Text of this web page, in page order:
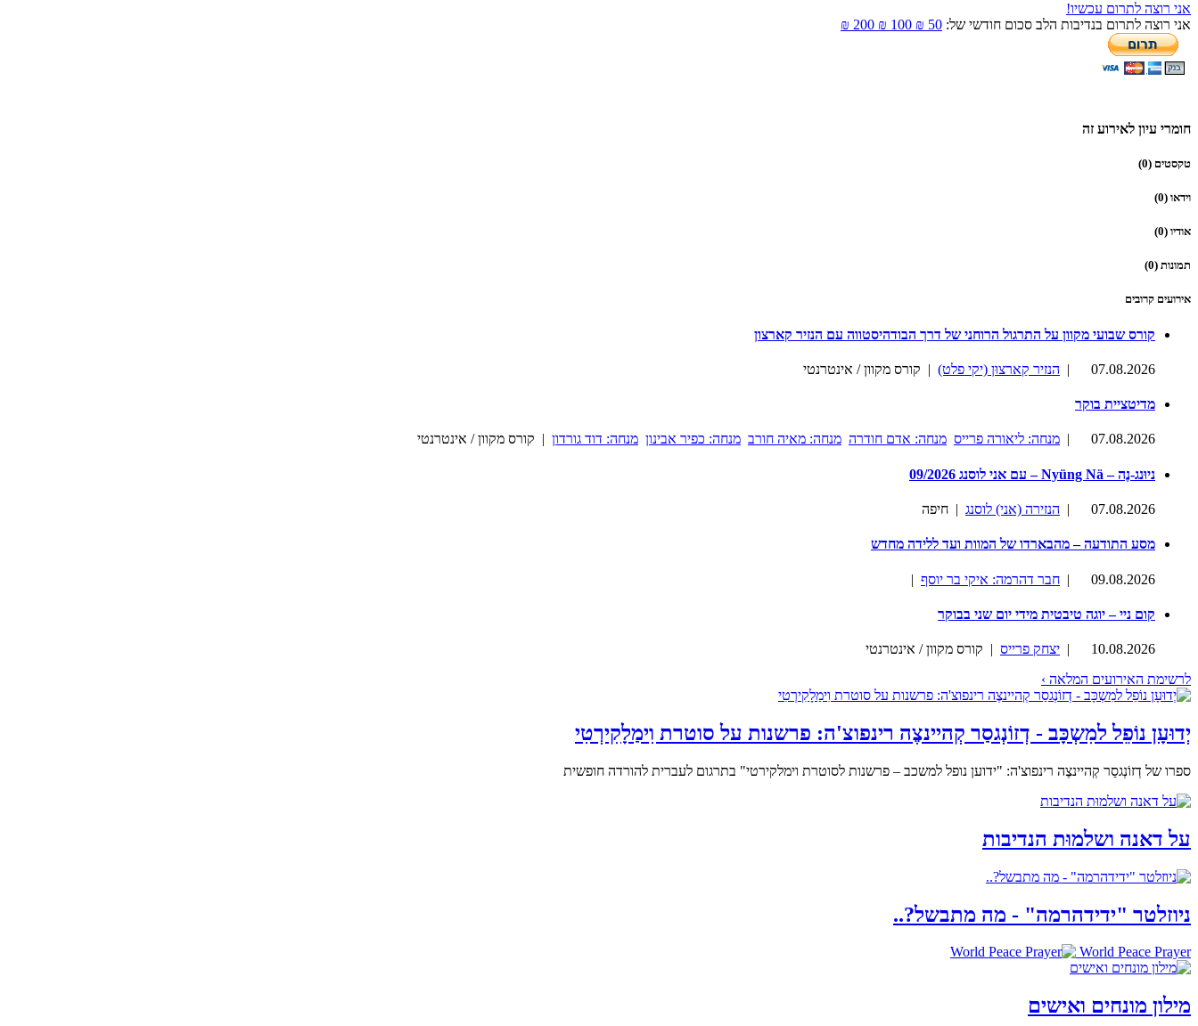
אני רוצה לתרום עכשיו!
אני רוצה לתרום בנדיבות הלב סכום חודשי של: 50 ₪
100 ₪
200 ₪
חומרי עיון לאירוע זה
טקסטים (0)
וידאו (0)
אודיו (0)
תמונות (0)
אירועים קרובים
קורס שבועי מקוון על התרגול הרוחני של דרך הבודהיסטווה עם הנזיר קארצון
07.08.2026
| הנזיר קַארצוּן (יקי פלט) | קורס מקוון / אינטרנטי
מדיטציית בוקר
07.08.2026
| מנחה: ליאורה פרייס מנחה: אדם חודרה מנחה: מאיה חורב מנחה: כפיר אבינון מנחה: דוד גורדון | קורס מקוון / אינטרנטי
ניוּנג-נֶה – Nyüng Nä – עם אני לוסנג 09/2026
07.08.2026
| הנזירה (אני) לוסנג | חיפה
מסע התודעה – מהבארדו של המוות ועד ללידה מחדש
09.08.2026
| חבר דהרמה: איקי בר יוסף |
קום ניי – יוגה טיבטית מידי יום שני בבוקר
10.08.2026
| יצחק פרייס | קורס מקוון / אינטרנטי
לרשימת האירועים המלאה ›
יְדוּעָן נוֹפֵל למִשְכָּב - דְזוֹנְגסַר קְהיינצֶה רינפוצ'ה: פרשנות על סוטרת וִימַלָקִירְטִי
ספרו של דְזוֹנְגסַר קְהיינצֶה רינפוצ'ה: "ידוען נופל למשכב – פרשנות לסוטרת וימלקירטי" בתרגום לעברית להורדה חופשית
על דאנה ושלמוּת הנדיבות
ניוזלטר "ידידהרמה" - מה מתבשל?..
World Peace Prayer
מילון מונחים ואישים